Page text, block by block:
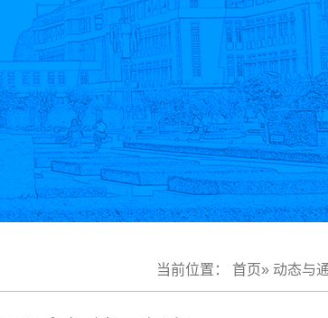
当前位置： 首页» 动态与